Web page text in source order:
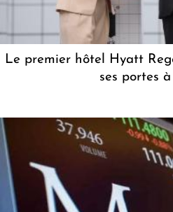
Le premier hôtel Hyatt
ses portes